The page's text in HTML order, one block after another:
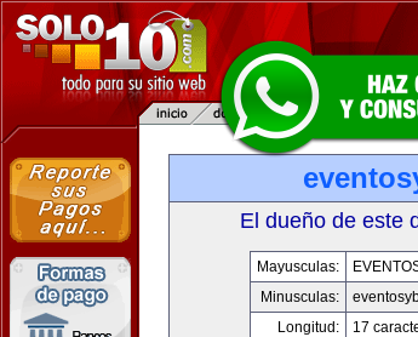
El dueño de este
Mayusculas:
Minusculas:
Longitud:
17